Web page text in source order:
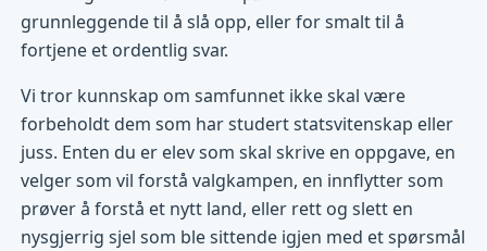
grunnleggende til å slå opp, eller for smalt til å
fortjene et ordentlig svar.
Vi tror kunnskap om samfunnet ikke skal være
forbeholdt dem som har studert statsvitenskap eller
juss. Enten du er elev som skal skrive en oppgave, en
velger som vil forstå valgkampen, en innflytter som
prøver å forstå et nytt land, eller rett og slett en
nysgjerrig sjel som ble sittende igjen med et spørsmål